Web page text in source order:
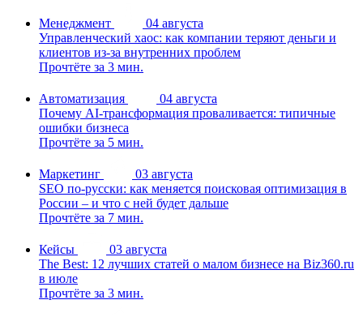
Менеджмент
04 августа
Управленческий хаос: как компании теряют деньги и
клиентов из-за внутренних проблем
Прочтёте за 3 мин.
Автоматизация
04 августа
Почему AI-трансформация проваливается: типичные
ошибки бизнеса
Прочтёте за 5 мин.
Маркетинг
03 августа
SEO по-русски: как меняется поисковая оптимизация в
России – и что с ней будет дальше
Прочтёте за 7 мин.
Кейсы
03 августа
The Best: 12 лучших статей о малом бизнесе на Biz360.ru
в июле
Прочтёте за 3 мин.